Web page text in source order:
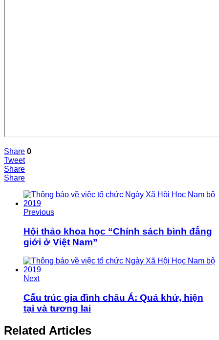
Share 0
Tweet
Share
Share
Previous
Hội thảo khoa học “Chính sách bình đẳng
giới ở Việt Nam”
Next
Cấu trúc gia đình châu Á: Quá khứ, hiện
tại và tương lai
Related Articles